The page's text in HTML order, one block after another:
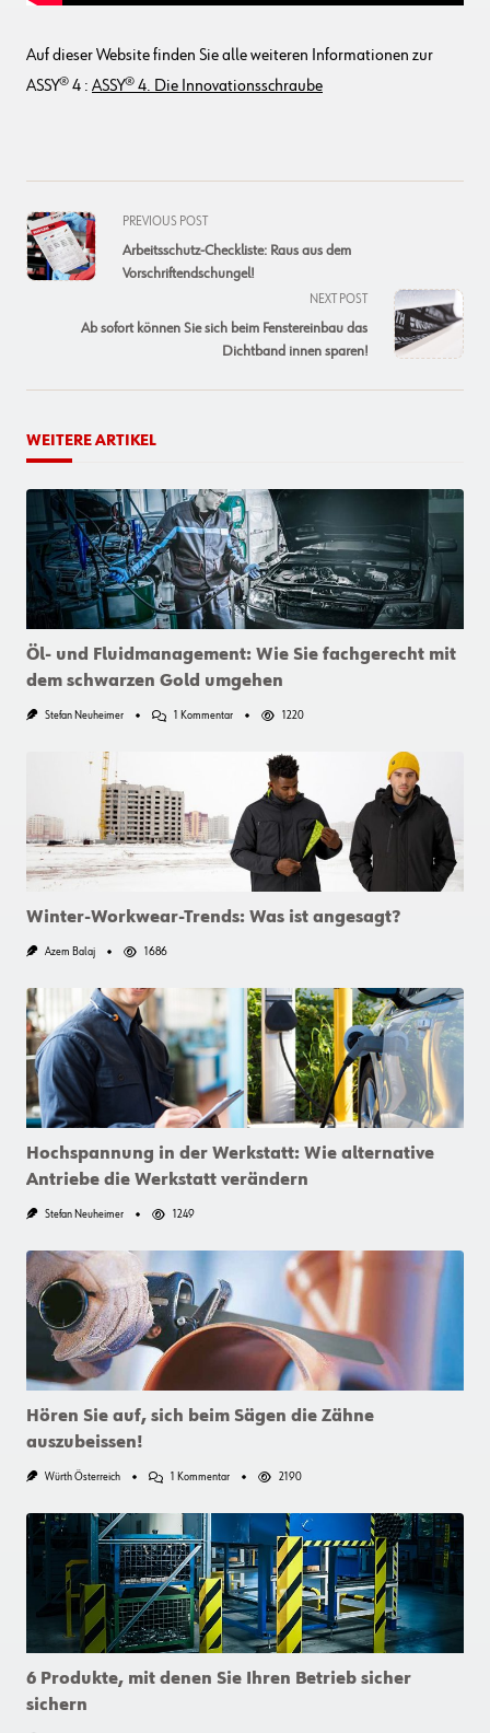
Auf dieser Website finden Sie alle weiteren Informationen zur
ASSY® 4 : ASSY® 4. Die Innovationsschraube
<span
class="nav-
subtitle
reader-
PREVIOUS POST
Arbeitsschutz-Checkliste: Raus aus dem
Vorschriftendschungel!
NEXT POST
Ab sofort können Sie sich beim Fenstereinbau das
Dichtband innen sparen!
WEITERE ARTIKEL
Öl- und Fluidmanagement: Wie Sie fachgerecht mit
dem schwarzen Gold umgehen
Stefan Neuheimer 1 KommentarZu
Fluidmanagement:
Fachgerecht
Mit
Dem
Schwarzen
Gold
Umgehen
1220
Winter-Workwear-Trends: Was ist angesagt?
Azem Balaj 1686
Hochspannung in der Werkstatt: Wie alternative
Antriebe die Werkstatt verändern
Stefan Neuheimer 1249
Hören Sie auf, sich beim Sägen die Zähne
auszubeissen!
Würth Österreich 1 KommentarZu
Auf,
Sich
Beim
Sägen
Die
Zähne
Auszubeissen!
2190
6 Produkte, mit denen Sie Ihren Betrieb sicher
sichern